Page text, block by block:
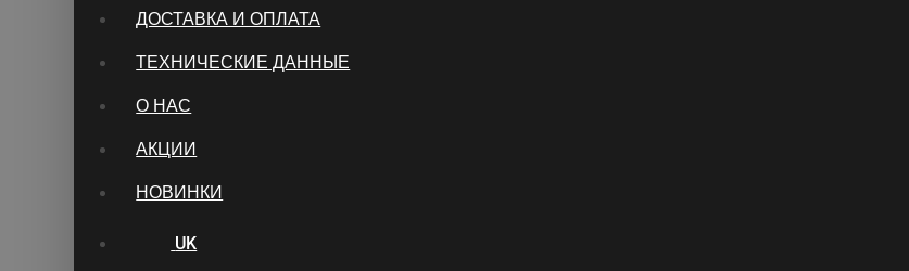
ДОСТАВКА И ОПЛАТА
ТЕХНИЧЕСКИЕ ДАННЫЕ
О НАС
АКЦИИ
НОВИНКИ
UK